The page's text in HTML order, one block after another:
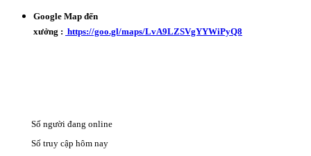
Google Map đến
xưởng : https://goo.gl/maps/LvA9LZSVgYYWiPyQ8
Số người đang online
Số truy cập hôm nay